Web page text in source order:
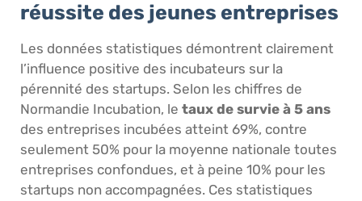
réussite des jeunes entreprises
Les données statistiques démontrent clairement
l’influence positive des incubateurs sur la
pérennité des startups. Selon les chiffres de
Normandie Incubation, le taux de survie à 5 ans
des entreprises incubées atteint 69%, contre
seulement 50% pour la moyenne nationale toutes
entreprises confondues, et à peine 10% pour les
startups non accompagnées. Ces statistiques